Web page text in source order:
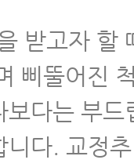
받고자 할
삐뚤어진
보다는 부드
다. 교정